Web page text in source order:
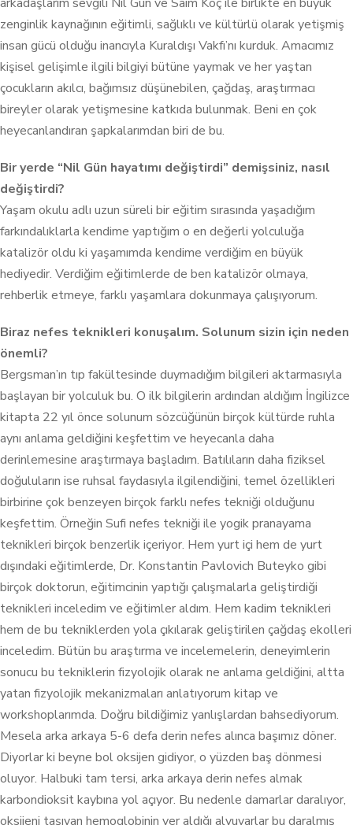
zenginlik kaynağının eğitimli, sağlıklı ve kültürlü olarak yetişmiş
insan gücü olduğu inancıyla Kuraldışı Vakfı’nı kurduk. Amacımız
kişisel gelişimle ilgili bilgiyi bütüne yaymak ve her yaştan
çocukların akılcı, bağımsız düşünebilen, çağdaş, araştırmacı
bireyler olarak yetişmesine katkıda bulunmak. Beni en çok
heyecanlandıran şapkalarımdan biri de bu.
Bir yerde “Nil Gün hayatımı değiştirdi” demişsiniz, nasıl
değiştirdi?
Yaşam okulu adlı uzun süreli bir eğitim sırasında yaşadığım
farkındalıklarla kendime yaptığım o en değerli yolculuğa
katalizör oldu ki yaşamımda kendime verdiğim en büyük
hediyedir. Verdiğim eğitimlerde de ben katalizör olmaya,
rehberlik etmeye, farklı yaşamlara dokunmaya çalışıyorum.
Biraz nefes teknikleri konuşalım. Solunum sizin için neden
önemli?
Bergsman’ın tıp fakültesinde duymadığım bilgileri aktarmasıyla
başlayan bir yolculuk bu. O ilk bilgilerin ardından aldığım İngilizce
kitapta 22 yıl önce solunum sözcüğünün birçok kültürde ruhla
aynı anlama geldiğini keşfettim ve heyecanla daha
derinlemesine araştırmaya başladım. Batılıların daha fiziksel
doğuluların ise ruhsal faydasıyla ilgilendiğini, temel özellikleri
birbirine çok benzeyen birçok farklı nefes tekniği olduğunu
keşfettim. Örneğin Sufi nefes tekniği ile yogik pranayama
teknikleri birçok benzerlik içeriyor. Hem yurt içi hem de yurt
dışındaki eğitimlerde, Dr. Konstantin Pavlovich Buteyko gibi
birçok doktorun, eğitimcinin yaptığı çalışmalarla geliştirdiği
teknikleri inceledim ve eğitimler aldım. Hem kadim teknikleri
hem de bu tekniklerden yola çıkılarak geliştirilen çağdaş ekolleri
inceledim. Bütün bu araştırma ve incelemelerin, deneyimlerin
sonucu bu tekniklerin fizyolojik olarak ne anlama geldiğini, altta
yatan fizyolojik mekanizmaları anlatıyorum kitap ve
workshoplarımda. Doğru bildiğimiz yanlışlardan bahsediyorum.
Mesela arka arkaya 5-6 defa derin nefes alınca başımız döner.
Diyorlar ki beyne bol oksijen gidiyor, o yüzden baş dönmesi
oluyor. Halbuki tam tersi, arka arkaya derin nefes almak
karbondioksit kaybına yol açıyor. Bu nedenle damarlar daralıyor,
oksijeni taşıyan hemoglobinin yer aldığı alyuvarlar bu daralmış